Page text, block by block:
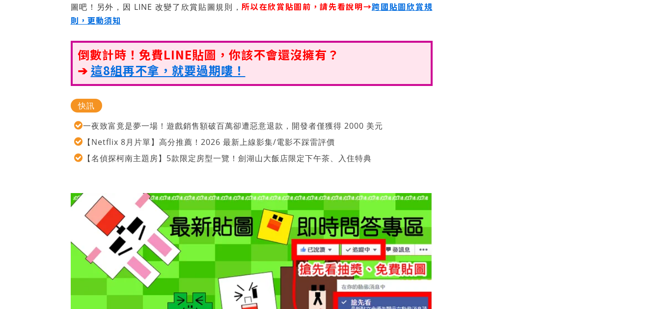
圖吧！另外，因 LINE 改變了欣賞貼圖規則，所以在欣賞貼圖前，請先看說明→跨國貼圖欣賞規
則，更動須知
倒數計時！免費LINE貼圖，你該不會還沒擁有？
➔ 這8組再不拿，就要過期嘍！
快訊
一夜致富竟是夢一場！遊戲銷售額破百萬卻遭惡意退款，開發者僅獲得 2000 美元
【Netflix 8月片單】高分推薦！2026 最新上線影集/電影不踩雷評價
【名偵探柯南主題房】5款限定房型一覽！劍湖山大飯店限定下午茶、入住特典